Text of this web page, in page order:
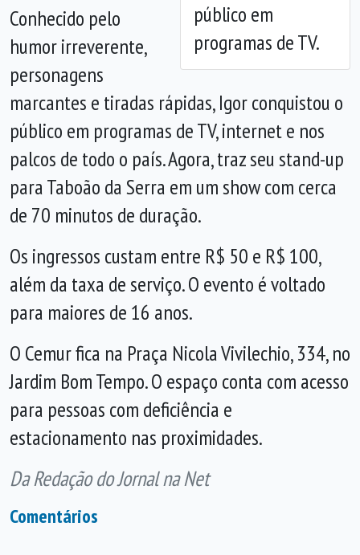
público em
programas de TV.
Conhecido pelo
humor irreverente,
personagens
marcantes e tiradas rápidas, Igor conquistou o
público em programas de TV, internet e nos
palcos de todo o país. Agora, traz seu stand-up
para Taboão da Serra em um show com cerca
de 70 minutos de duração.
Os ingressos custam entre R$ 50 e R$ 100,
além da taxa de serviço. O evento é voltado
para maiores de 16 anos.
O Cemur fica na Praça Nicola Vivilechio, 334, no
Jardim Bom Tempo. O espaço conta com acesso
para pessoas com deficiência e
estacionamento nas proximidades.
Da Redação do Jornal na Net
Comentários